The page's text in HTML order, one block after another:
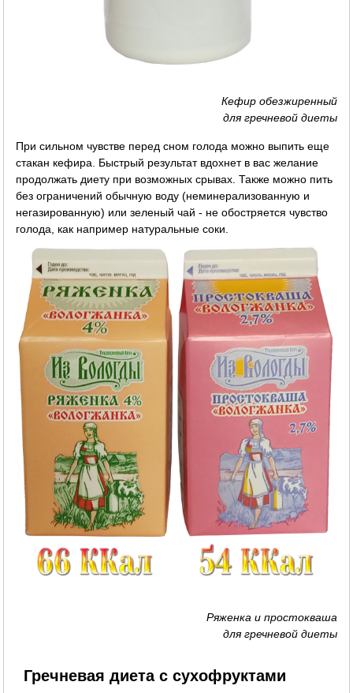
Кефир обезжиренный
для гречневой диеты
При сильном чувстве перед сном голода можно выпить еще
стакан кефира. Быстрый результат вдохнет в вас желание
продолжать диету при возможных срывах. Также можно пить
без ограничений обычную воду (неминерализованную и
негазированную) или зеленый чай - не обостряется чувство
голода, как например натуральные соки.
Ряженка и простокваша
для гречневой диеты
Гречневая диета с сухофруктами